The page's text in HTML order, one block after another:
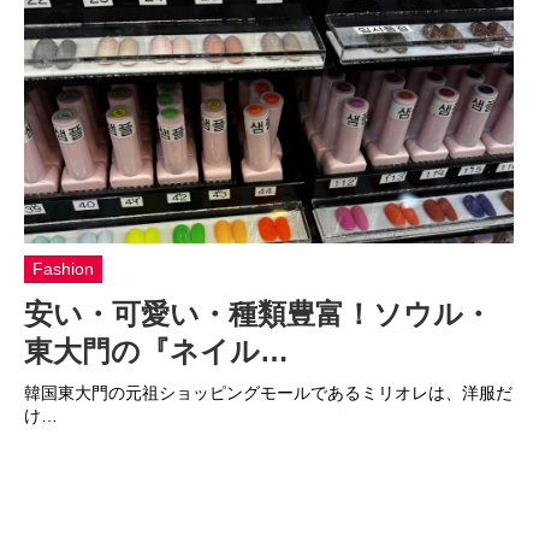
Fashion
安い・可愛い・種類豊富！ソウル・
東大門の『ネイル…
韓国東大門の元祖ショッピングモールであるミリオレは、洋服だ
け…